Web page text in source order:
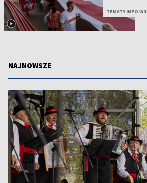
TEMATY INFO
NAJNOWSZE